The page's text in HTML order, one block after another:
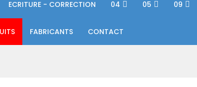
ECRITURE - CORRECTION 04 05 09
FABRICANTS CONTACT